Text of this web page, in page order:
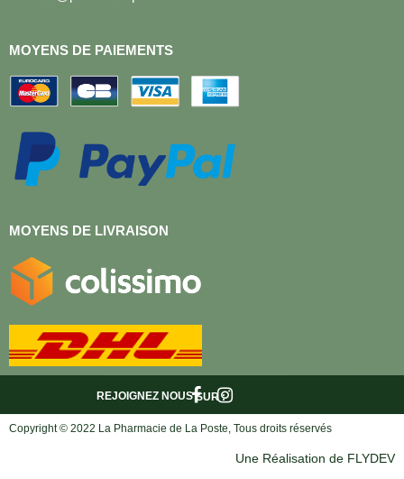
MOYENS DE PAIEMENTS
MOYENS DE LIVRAISON
SUR :
REJOIGNEZ NOUS
Copyright © 2022 La Pharmacie de La Poste, Tous droits réservés
Une Réalisation de FLYDEV